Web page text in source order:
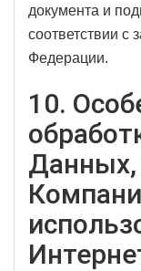
документа и
соответствии с
Федерации.
10.